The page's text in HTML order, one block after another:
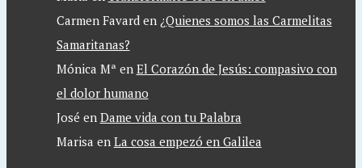
Carmen Favarden ¿Quienes somos las Carmelitas
Samaritanas?
Mónica Mª en El Corazón de Jesús: compasivo con
el dolor humano
José en Dame vida con tu Palabra
Marisa en La cosa empezó en Galilea